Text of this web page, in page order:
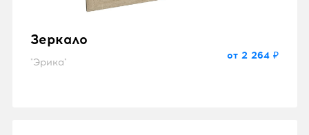
Зеркало
"Эрика"
от 2 264 ₽